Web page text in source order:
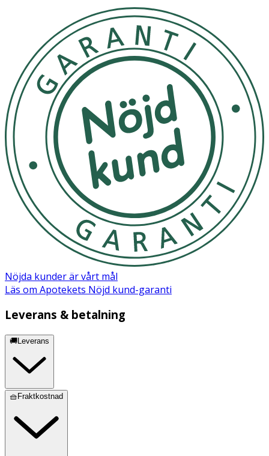
Nöjda kunder är vårt mål
Läs om Apotekets Nöjd kund-garanti
Leverans & betalning
🚚Leverans
🧺Fraktkostnad